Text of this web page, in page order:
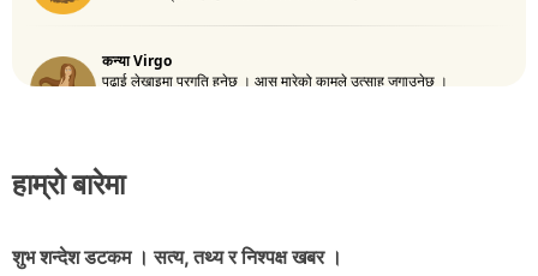
हाम्रो बारेमा
शुभ शन्देश डटकम । सत्य, तथ्य र निश्पक्ष खबर ।